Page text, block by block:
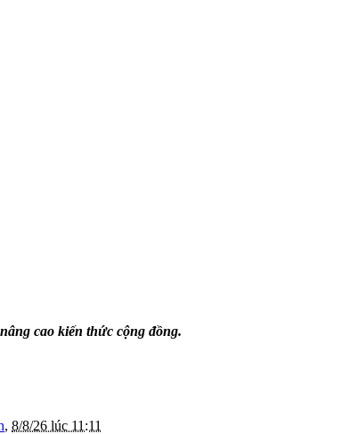
cao kiến thức cộng đồng.
, 8/8/26 lúc 11:11